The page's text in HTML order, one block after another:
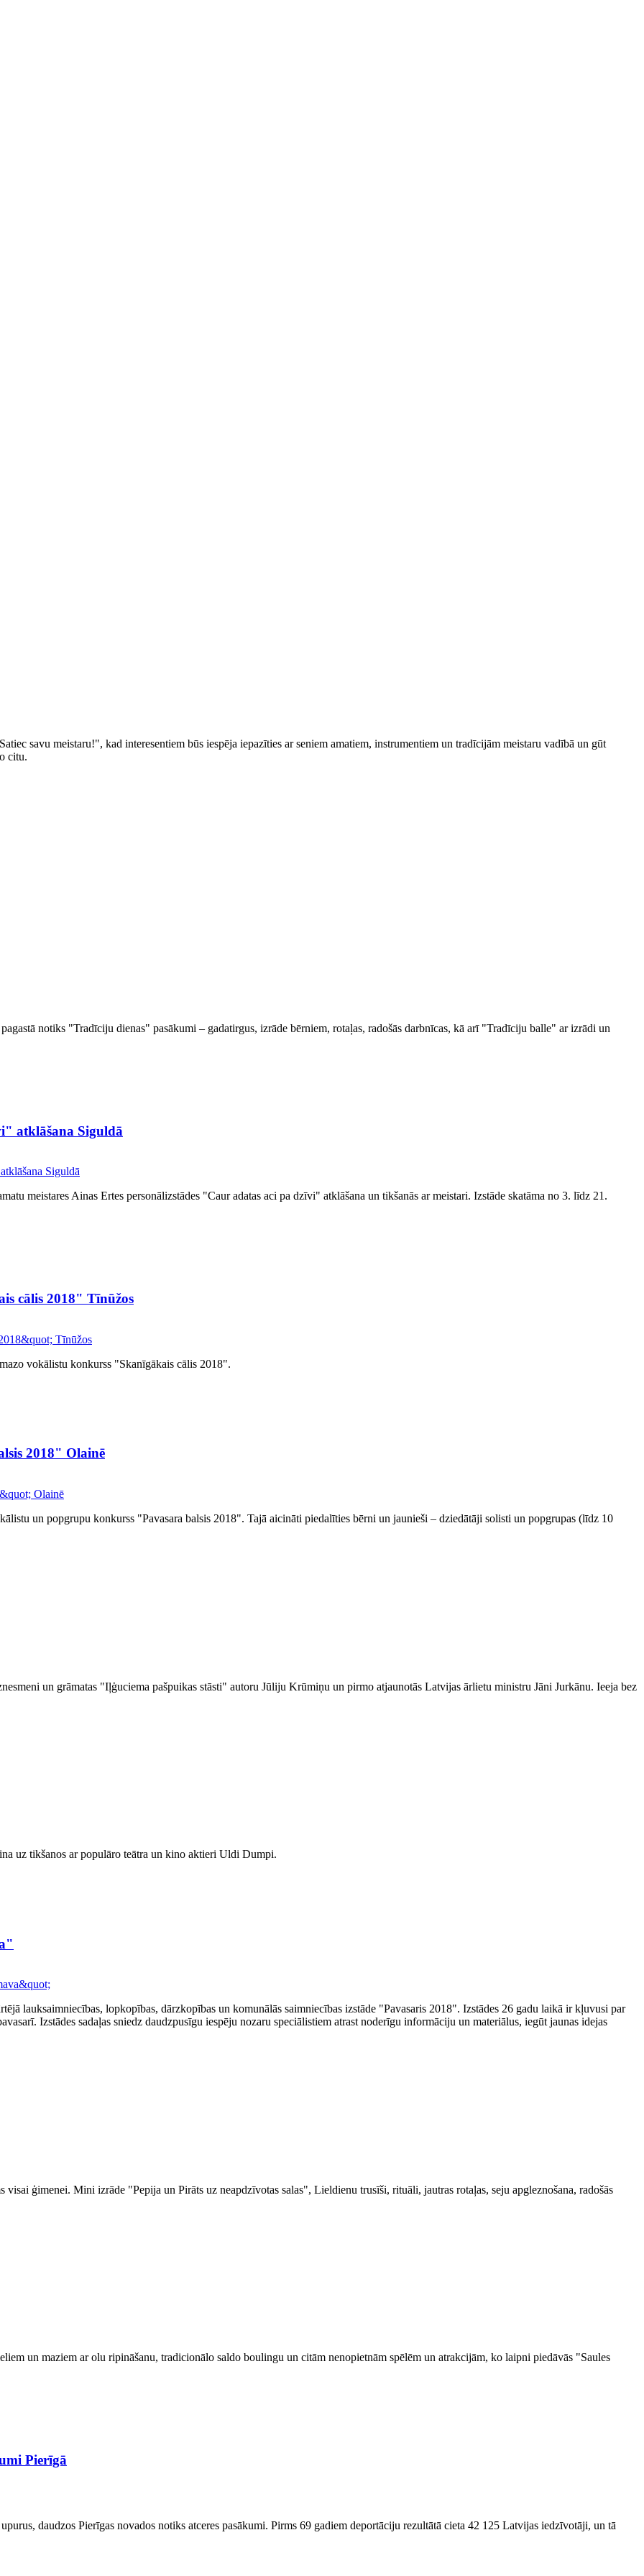
savu meistaru!", kad interesentiem būs iespēja iepazīties ar seniem amatiem, instrumentiem un tradīcijām meistaru vadībā un gūt
citu.
notiks "Tradīciju dienas" pasākumi – gadatirgus, izrāde bērniem, rotaļas, radošās darbnīcas, kā arī "Tradīciju balle" ar izrādi un
atklāšana Siguldā
meistares Ainas Ertes personālizstādes "Caur adatas aci pa dzīvi" atklāšana un tikšanās ar meistari. Izstāde skatāma no 3. līdz 21.
cālis 2018" Tīnūžos
vokālistu konkurss "Skanīgākais cālis 2018".
2018" Olainē
un popgrupu konkurss "Pavasara balsis 2018". Tajā aicināti piedalīties bērni un jaunieši – dziedātāji solisti un popgrupas (līdz 10
un grāmatas "Iļģuciema pašpuikas stāsti" autoru Jūliju Krūmiņu un pirmo atjaunotās Latvijas ārlietu ministru Jāni Jurkānu. Ieeja bez
uz tikšanos ar populāro teātra un kino aktieri Uldi Dumpi.
lauksaimniecības, lopkopības, dārzkopības un komunālās saimniecības izstāde "Pavasaris 2018". Izstādes 26 gadu laikā ir kļuvusi par
Izstādes sadaļas sniedz daudzpusīgu iespēju nozaru speciālistiem atrast noderīgu informāciju un materiālus, iegūt jaunas idejas
ģimenei. Mini izrāde "Pepija un Pirāts uz neapdzīvotas salas", Lieldienu trusīši, rituāli, jautras rotaļas, seju apgleznošana, radošās
un maziem ar olu ripināšanu, tradicionālo saldo boulingu un citām nenopietnām spēlēm un atrakcijām, ko laipni piedāvās "Saules
Pierīgā
daudzos Pierīgas novados notiks atceres pasākumi. Pirms 69 gadiem deportāciju rezultātā cieta 42 125 Latvijas iedzīvotāji, un tā